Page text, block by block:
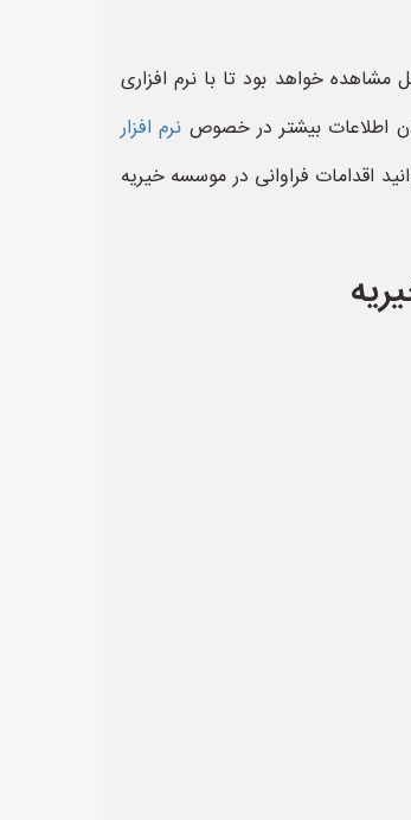
مشاهده خواهد بود تا با نرم افزاری
اطلاعات بیشتر در خصوص نرم افزار
اقدامات فراوانی در موسسه خیریه